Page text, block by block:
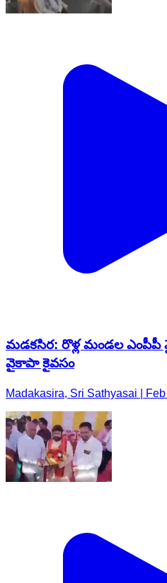
మడకసిర: రొళ్ల మండల ఎంపీపీ
వైకాపా కైవసం
Madakasira, Sri Sathyasai |